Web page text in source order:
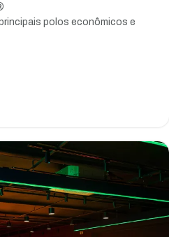
polos econômicos e